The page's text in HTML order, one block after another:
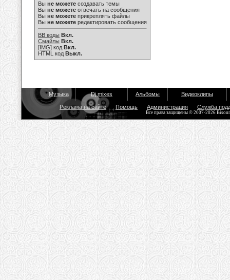
Вы не можете создавать темы
Вы не можете отвечать на сообщения
Вы не можете прикреплять файлы
Вы не можете редактировать сообщения
BB коды Вкл.
Смайлы Вкл.
[IMG] код Вкл.
HTML код Выкл.
Музыка Dj mixes Альбомы Видеоклипы
Реклама на сайте Помощь Администрация Служба
Все права защищены © 2007-2026